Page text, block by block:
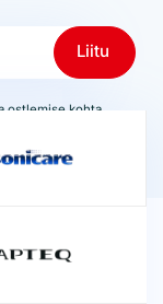
ostlemise kohta